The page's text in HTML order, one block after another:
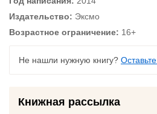
Издательство: Эксмо
Возрастное ограничение: 16+
Не нашли нужную книгу?
Книжная рассылка